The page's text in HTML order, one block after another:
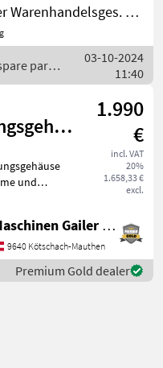
Hölzlberger Warenhandelsges. m. b. H.
parts
03-10-2024
11:40
10
1.990
€
incl. VAT
20%
1.658,33 €
excl.
und
SDF
2.2999.003.0 Lager P
Maschinen Gailer GmbH
9640 Kötschach-Mauthen
Premium Gold dealer